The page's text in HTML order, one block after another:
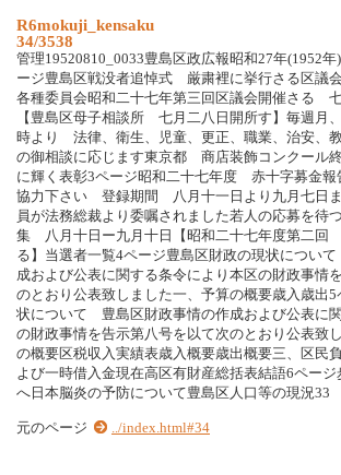
R6mokuji_kensaku
34/3538
管理19520810_0033豊島区政広報昭和27年(1952
ージ豊島区戦没者追悼式 厳粛裡に挙行さる区議
各種委員会昭和二十七年第三回区議会開催さる
【豊島区母子相談所 七月二八日開所す】毎週月
時より 法律、衛生、児童、更正、職業、治安、
の御相談に応じます東京都 商店装飾コンクール
に輝く表彰3ページ昭和二十七年度 赤十字募金報
協力下さい 登録期間 八月十一日より九月七日
員が法務総裁より委嘱されました若人の応募を
集 八月十日ー九月十日【昭和二十七年度第二回
る】当選者一覧4ページ豊島区財政の現状につい
成および公表に関する条令により本区の財政事情
のとおり公表致しました一、予算の概要歳入歳出
状について 豊島区財政事情の作成および公表に
の財政事情を告示第八号を以て次のとおり公表致
の概要区税収入実績表歳入概要歳出概要三、区民
よび一時借入金現在高区有財産総括表結語6ペー
へ日本脳炎の予防について豊島区人口等の現況33
元のページ ../index.html#34